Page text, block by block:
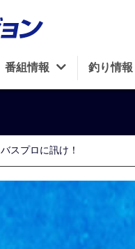
番組情報 釣り情報
バスプロに訊け！